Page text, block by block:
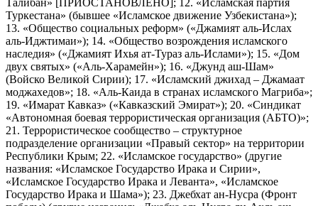
Туркестана» (бывшее «Исламское движение Узбекистана»);
13. «Общество социальных реформ» («Джамият аль-Ислах
аль-Иджтимаи»); 14. «Общество возрождения исламского
наследия» («Джамият Ихья ат-Тураз аль-Ислами»); 15. «Дом
двух святых» («Аль-Харамейн»); 16. «Джунд аш-Шам»
(Войско Великой Сирии); 17. «Исламский джихад – Джамаат
моджахедов»; 18. «Аль-Каида в странах исламского Магриба»;
19. «Имарат Кавказ» («Кавказский Эмират»); 20. «Синдикат
«Автономная боевая террористическая организация (АБТО)»;
21. Террористическое сообщество – структурное
подразделение организации «Правый сектор» на территории
Республики Крым; 22. «Исламское государство» (другие
названия: «Исламское Государство Ирака и Сирии»,
«Исламское Государство Ирака и Леванта», «Исламское
Государство Ирака и Шама»); 23. Джебхат ан-Нусра (Фронт